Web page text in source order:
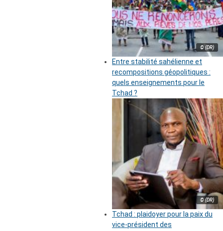
© (DR)
Entre stabilité sahélienne et
recompositions géopolitiques :
quels enseignements pour le
Tchad ?
© (DR)
Tchad : plaidoyer pour la paix du
vice-président des